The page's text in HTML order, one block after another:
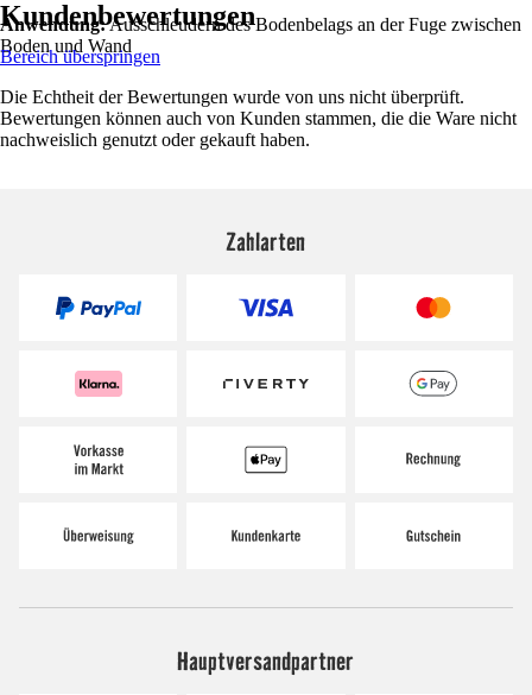
Anwendung:Ausschleudern des Bodenbelags an der Fuge zwischen
Boden und Wand
Kundenbewertungen
Bereich überspringen
Die Echtheit der Bewertungen wurde von uns nicht überprüft.
Bewertungen können auch von Kunden stammen, die die Ware nicht
nachweislich genutzt oder gekauft haben.
Zahlarten
Hauptversandpartner